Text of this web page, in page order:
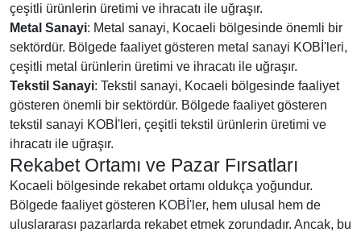
çeşitli ürünlerin üretimi ve ihracatı ile uğraşır.
Metal Sanayi: Metal sanayi, Kocaeli bölgesinde önemli bir
sektördür. Bölgede faaliyet gösteren metal sanayi KOBİ'leri,
çeşitli metal ürünlerin üretimi ve ihracatı ile uğraşır.
Tekstil Sanayi: Tekstil sanayi, Kocaeli bölgesinde faaliyet
gösteren önemli bir sektördür. Bölgede faaliyet gösteren
tekstil sanayi KOBİ'leri, çeşitli tekstil ürünlerin üretimi ve
ihracatı ile uğraşır.
Rekabet Ortamı ve Pazar Fırsatları
Kocaeli bölgesinde rekabet ortamı oldukça yoğundur.
Bölgede faaliyet gösteren KOBİ'ler, hem ulusal hem de
uluslararası pazarlarda rekabet etmek zorundadır. Ancak, bu